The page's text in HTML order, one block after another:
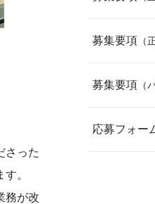
さった
。
務が改
募集要項 （
募集要項 （
応募フォー